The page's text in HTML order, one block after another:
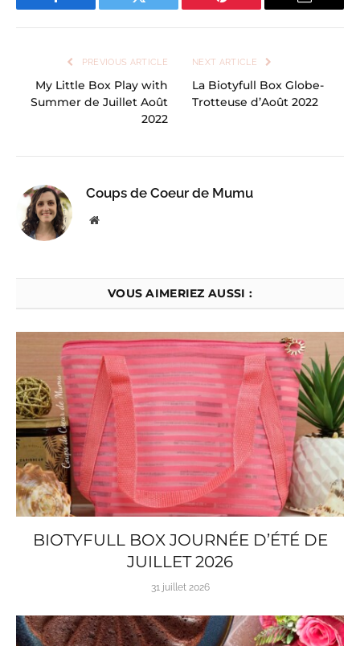
Facebook Twitter Pinterest Email
PREVIOUS ARTICLE
My Little Box Play with
Summer de Juillet Août
2022
NEXT ARTICLE
La Biotyfull Box Globe-
Trotteuse d’Août 2022
Coups de Coeur de Mumu
Website
VOUS AIMERIEZ AUSSI :
BIOTYFULL BOX JOURNÉE D’ÉTÉ DE
JUILLET 2026
31 juillet 2026